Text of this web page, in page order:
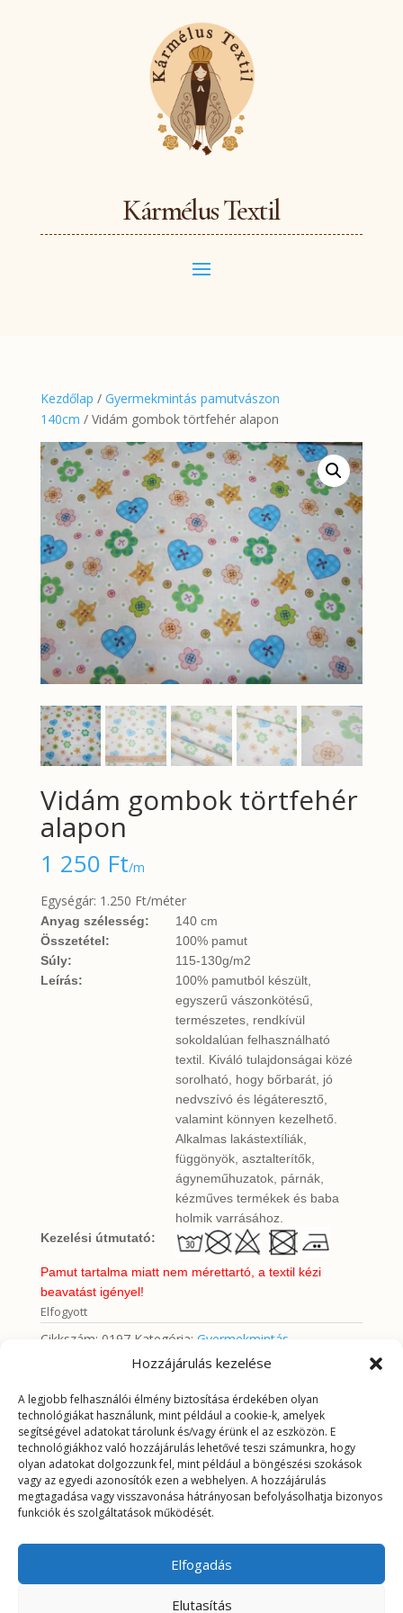
Hozzájárulás kezelése
A legjobb felhasználói élmény biztosítása érdekében olyan
technológiákat használunk, mint például a cookie-k, amelyek
segítségével adatokat tárolunk és/vagy érünk el az eszközön. E
technológiákhoz való hozzájárulás lehetővé teszi számunkra, hogy
olyan adatokat dolgozzunk fel, mint például a böngészési szokások
vagy az egyedi azonosítók ezen a webhelyen. A hozzájárulás
megtagadása vagy visszavonása hátrányosan befolyásolhatja bizonyos
funkciók és szolgáltatások működését.
Elfogadás
Elutasítás
Kármélus Textil
Kezdőlap / Gyermekmintás pamutvászon
140cm / Vidám gombok törtfehér alapon
Vidám gombok törtfehér
alapon
1 250 Ft/m
Egységár: 1.250 Ft/méter
Anyag szélesség:
140 cm
Összetétel:
100% pamut
Súly:
115-130g/m2
Leírás:
100% pamutból készült,
egyszerű vászonkötésű,
természetes, rendkívül
sokoldalúan felhasználható
textil. Kiváló tulajdonságai közé
sorolható, hogy bőrbarát, jó
nedvszívó és légáteresztő,
valamint könnyen kezelhető.
Alkalmas lakástextíliák,
függönyök, asztalterítők,
ágyneműhuzatok, párnák,
kézműves termékek és baba
holmik varrásához.
Kezelési útmutató:
Pamut tartalma miatt nem mérettartó, a textil kézi
beavatást igényel!
Elfogyott
Cikkszám: 0197 Kategória: Gyermekmintás
pamutvászon 140cm
További információk
További információk
Tömeg 0,1785 kg